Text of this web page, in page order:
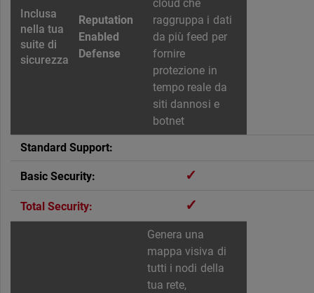
Reputation
Enabled
Defense
cloud che
raggruppa i dati
da più feed per
fornire
protezione in
tempo reale da
siti dannosi e
botnet
✓
✓
Genera una
mappa visiva di
tutti i nodi della
tua rete,